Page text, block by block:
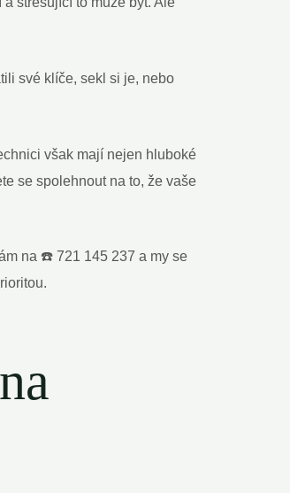
své klíče, sekl si je, nebo
však mají nejen hluboké
se spolehnout na to, že vaše
na ☎️ 721 145 237 a my se